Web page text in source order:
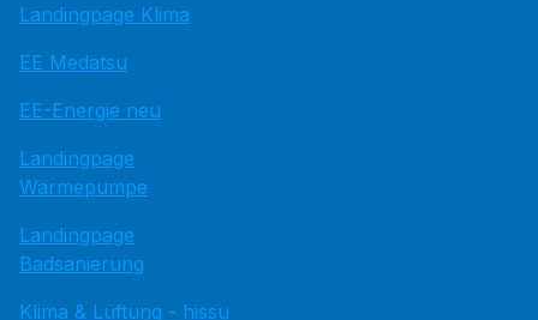
Landingpage Klima
EE Medatsu
EE-Energie neu
Landingpage
Wärmepumpe
Landingpage
Badsanierung
Klima & Lüftung - hissu